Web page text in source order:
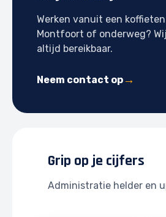
Werken vanuit een
Montfoort of onderweg?
altijd bereikbaar.
Neem contact op
Grip op je cijfers
Administratie helder en